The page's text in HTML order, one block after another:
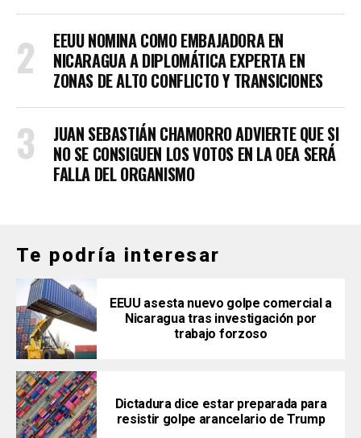
EEUU NOMINA COMO EMBAJADORA EN
NICARAGUA A DIPLOMÁTICA EXPERTA EN
ZONAS DE ALTO CONFLICTO Y TRANSICIONES
JUAN SEBASTIÁN CHAMORRO ADVIERTE QUE SI
NO SE CONSIGUEN LOS VOTOS EN LA OEA SERÁ
FALLA DEL ORGANISMO
Te podría interesar
EEUU asesta nuevo golpe comercial a
Nicaragua tras investigación por
trabajo forzoso
Dictadura dice estar preparada para
resistir golpe arancelario de Trump